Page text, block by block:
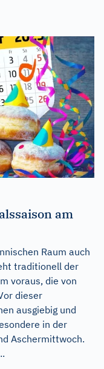
am
Raum auch
traditionell der
voraus, die von
dieser
ausgiebig und
in der
Aschermittwoch.